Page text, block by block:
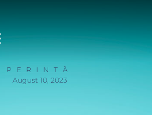
PERINTÄ
August 10, 2023